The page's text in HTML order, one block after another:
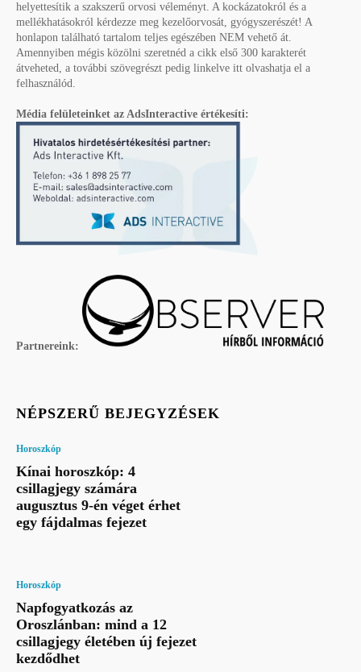
helyettesítik a szakszerű orvosi véleményt. A kockázatokról és a
mellékhatásokról kérdezze meg kezelőorvosát, gyógyszerészét! A
honlapon található tartalom teljes egészében NEM vehető át.
Amennyiben mégis közölni szeretnéd a cikk első 300 karakterét
átveheted, a további szövegrészt pedig linkelve itt olvashatja el a
felhasználód.
Média felületeinket az AdsInteractive értékesíti:
Partnereink:
NÉPSZERŰ BEJEGYZÉSEK
Horoszkóp
Kínai horoszkóp: 4
csillagjegy számára
augusztus 9-én véget érhet
egy fájdalmas fejezet
Horoszkóp
Napfogyatkozás az
Oroszlánban: mind a 12
csillagjegy életében új fejezet
kezdődhet